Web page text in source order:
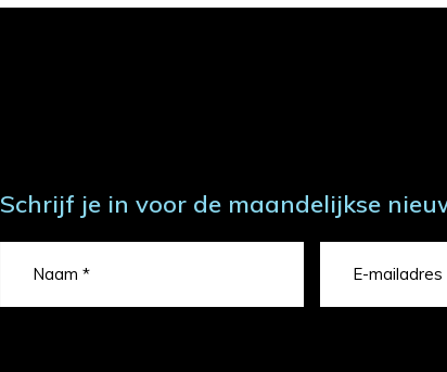
Schrijf je in voor de maandelijkse